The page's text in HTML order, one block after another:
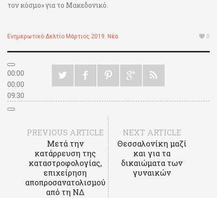
00:00
00:00
09:30
τον κόσμο» για το Μακεδονικό.
Ενημερωτικό Δελτίο Μάρτιος 2019, Νέα 0
PREVIOUS ARTICLE
Μετά την
κατάρρευση της
καταστροφολογίας,
επιχείρηση
αποπροσανατολισμού
από τη ΝΔ
NEXT ARTICLE
Θεσσαλονίκη μαζί
και για τα
δικαιώματα των
γυναικών